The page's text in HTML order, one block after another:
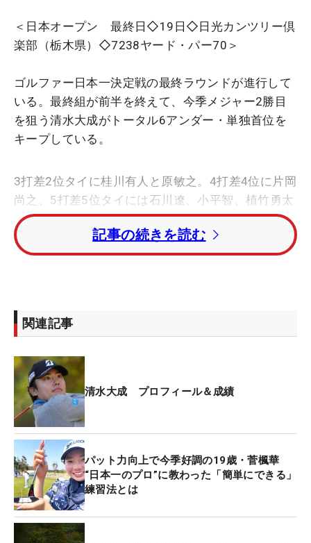
＜日本オープン 最終日◇19日◇日光カンツリー倶
楽部（栃木県）◇7238ヤード・パー70＞
ゴルファー日本一決定戦の最終ラウンドが進行して
いる。最終組が前半を終えて、今季メジャー2勝目
を狙う清水大成がトータル6アンダー・単独首位を
キープしている。
3打差2位タイに桂川有人と原敏之。4打差4位に片岡
尚之、5打差5位タイには石川遼、小平智、植竹勇太
ら5人が続いている。
昨年覇者の今平周吾はトータル1オーバー・12位タ
る。
4200万円と、来年の「マスターズ」「全英オープ
ン」の出場権が与えられる。
記事の続きを読む
関連記事
清水大成 プロフィール＆成績
パット力向上で今季好調の19歳・菅楓華
“日本一のプロ”に教わった「簡単にできる」
練習法とは